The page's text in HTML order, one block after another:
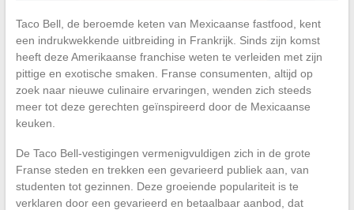
Taco Bell, de beroemde keten van Mexicaanse fastfood, kent
een indrukwekkende uitbreiding in Frankrijk. Sinds zijn komst
heeft deze Amerikaanse franchise weten te verleiden met zijn
pittige en exotische smaken. Franse consumenten, altijd op
zoek naar nieuwe culinaire ervaringen, wenden zich steeds
meer tot deze gerechten geïnspireerd door de Mexicaanse
keuken.
De Taco Bell-vestigingen vermenigvuldigen zich in de grote
Franse steden en trekken een gevarieerd publiek aan, van
studenten tot gezinnen. Deze groeiende populariteit is te
verklaren door een gevarieerd en betaalbaar aanbod, dat